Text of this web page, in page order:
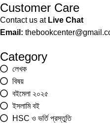
Customer Care
Contact us at Live Chat
Email:
Category
লেখক
বিষয়
বইমেলা ২০২৫
ইসলামি বই
HSC ও ভর্তি প্রস্তুতি